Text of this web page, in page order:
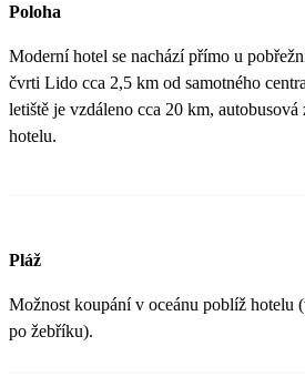
Poloha
Moderní hotel se nachází přímo u
čvrti Lido cca 2,5 km od samotného
letiště je vzdáleno cca 20 km, autobusová
hotelu.
Pláž
Možnost koupání v oceánu poblíž hotelu
po žebříku).